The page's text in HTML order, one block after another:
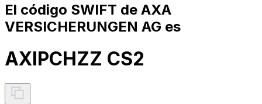
El código SWIFT de AXA
VERSICHERUNGEN AG es
AXIPCHZZ CS2